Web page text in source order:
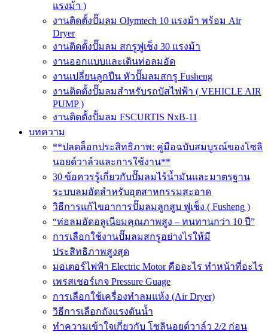
แรงม้า )
งานติดตั้งปั๊มลม Olymtech 10 แรงม้า พร้อม Air
Dryer
งานติดตั้งปั๊มลม สกรูฟูเช็ง 30 แรงม้า
งานออกแบบและเดินท่อลมอัด
งานเปลี่ยนลูกปืน หัวปั๊มลมสกรู Fusheng
งานติดตั้งปั๊มลมสำหรับรถบัสไฟฟ้า ( VEHICLE AIR
PUMP )
งานติดตั้งปั้มลม FSCURTIS NxB-11
บทความ
**ปลดล็อกประสิทธิภาพ: คู่มือฉบับสมบูรณ์ของโซลิ
นอยด์วาล์วและการใช้งาน**
30 ข้อควรรู้เกี่ยวกับปั๊มลมไร้น้ำมันและมาตรฐาน
ระบบลมอัดสำหรับอุตสาหกรรมสะอาด
วิธีการแก้ไขอาการปั๊มลมลูกสูบ ฟูเช็ง ( Fusheng )
“ท่อลมอัดอลูเนียมคุณภาพสูง – ทนทานกว่า 10 ปี”
การเลือกใช้งานปั๊มลมสกรูอย่างไรให้มี
ประสิทธิภาพสูงสุด
มอเตอร์ไฟฟ้า Electric Motor คืออะไร ทำหน้าที่อะไร
เพรสเชอร์เกจ Pressure Guage
การเลือกใช้เครื่องทำลมแห้ง (Air Dryer)
วิธีการเลือกถังแรงดันน้ำ
ทำความเข้าใจเกี่ยวกับ โซลินอยด์วาล์ว 2/2 ก่อน